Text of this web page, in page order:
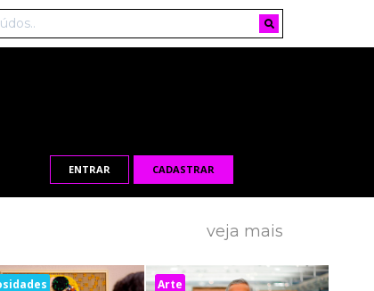
ENTRAR CADASTRAR
veja mais
Arte